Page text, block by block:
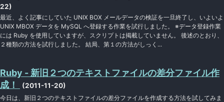
22)
最近、よく記事にしていた UNIX BOX メールデータの検証を一旦終了し、いよいよ
UNIX MBOX データを MySQL へ登録する作業を試行しました。 ※データ登録作業
には Ruby を使用していますが、スクリプトは掲載していません。 後述のとおり、
２種類の方法を試行しました。 結局、第１の方法がしっく...
Ruby - 新旧２つのテキストファイルの差分ファイル作
成！
(2011-11-20)
今日は、新旧２つのテキストファイルの差分ファイルを作成する方法を試してみま